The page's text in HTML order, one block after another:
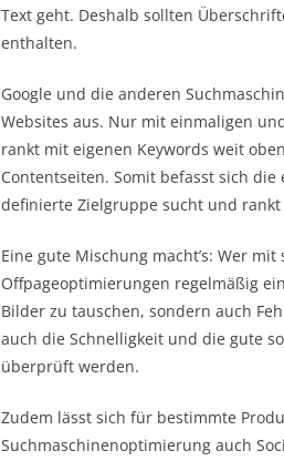
Text geht. Deshalb sollten
enthalten.
Google und die anderen
Websites aus. Nur mit einmaligen
rankt mit eigenen Keywords weit
Contentseiten. Somit befasst sich
definierte Zielgruppe sucht und
Eine gute Mischung macht’s: Wer
Offpageoptimierungen regelmäßig
Bilder zu tauschen, sondern auch
auch die Schnelligkeit und die gute
überprüft werden.
Zudem lässt sich für bestimmte
Suchmaschinenoptimierung auch